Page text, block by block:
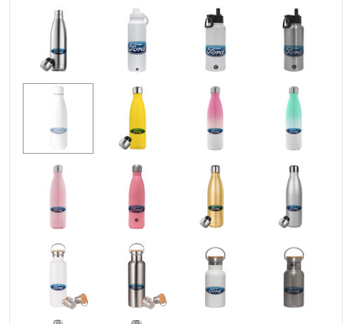
το περιβάλλον. Η ανακυκλώσιμη κατασκευή του και η
απουσία ουσιών BPA το καθιστούν μια επιλογή με
σεβασμό στη φύση.
Χαρακτηριστικά
Υλικό: Ανοξείδωτο ατσάλι (304) μέσα και έξω,
stainless steel
Χωρητικότητα : 500ml / 17oz
: ΖΕΣΤΑ, ΚΡΥΟ
Καπάκι
Όξινα: NAI
Δεν γίνεται υγροποιήση (Δεν ιδρώνει)
Προηγμένη μόνωση διπλού τοιχώματος με κενό αέρος.
Δεν μεταφέρεται η θερμοκρασία του ροφήματος στο
εξωτερικό τοίχωμα.
Βιδωτό καπάκι με αεροστεγές και χωρίς διαρροές
κλείσιμο
Ανακυκλώσιμο